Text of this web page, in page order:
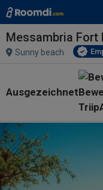
Messambria Fort
Sunny beach
Ausgezeichnet